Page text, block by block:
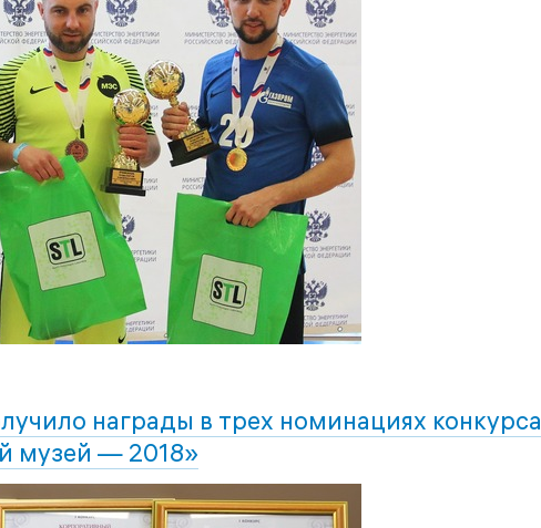
награды в трех номинациях конкурса
музей — 2018»